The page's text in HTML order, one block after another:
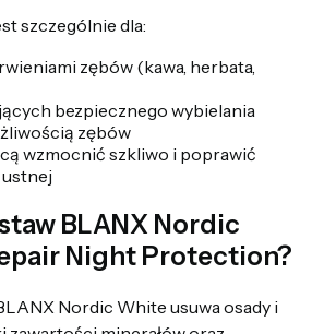
szczególnie dla:
zębów (kawa, herbata,
bezpiecznego wybielania
zębów
wzmocnić szkliwo i poprawić
BLANX Nordic
Night Protection?
Nordic White usuwa osady i